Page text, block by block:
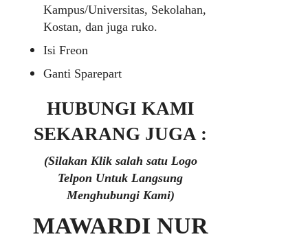
Kampus/Universitas, Sekolahan,
Kostan, dan juga ruko.
Isi Freon
Ganti Sparepart
HUBUNGI KAMI
SEKARANG JUGA :
(Silakan Klik salah satu Logo
Telpon Untuk Langsung
Menghubungi Kami)
MAWARDI NUR